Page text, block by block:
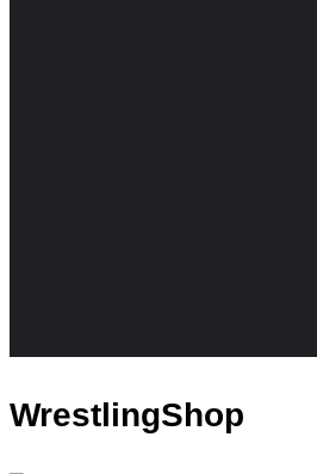
WrestlingShop